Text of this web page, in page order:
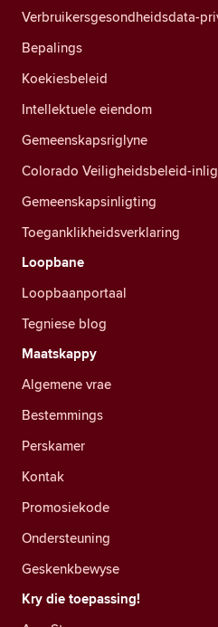
Verbruikersgesondheidsdata-
Bepalings
Koekiesbeleid
Intellektuele eiendom
Gemeenskapsriglyne
Colorado Veiligheidsbeleid-
Gemeenskapsinligting
Toeganklikheidsverklaring
Loopbane
Loopbaanportaal
Tegniese blog
Maatskappy
Algemene vrae
Bestemmings
Perskamer
Kontak
Promosiekode
Ondersteuning
Geskenkbewyse
Kry die toepassing!